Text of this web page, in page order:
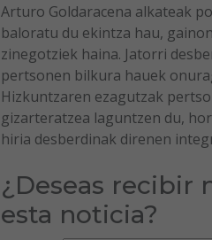
Arturo Goldaracena alkateak
baloratu du ekintza hau,
zinegotziek haina. Jatorri
pertsonen bilkura hauek
Hizkuntzaren ezagutzak
gizarteratzea laguntzen du,
hiria desberdinak direnen
¿Deseas recibir
esta noticia?